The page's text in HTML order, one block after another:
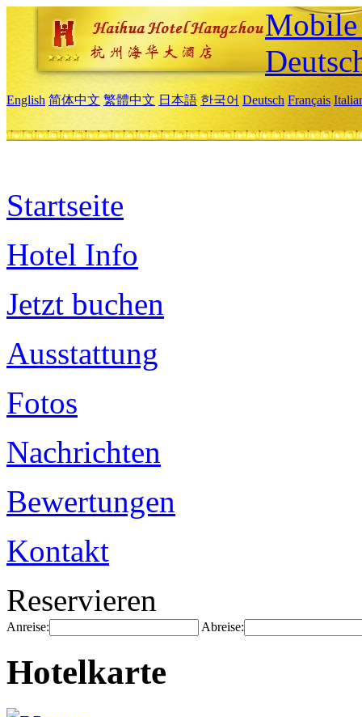
English 简体中文 繁體中文 日本語 한국어 Deutsch Français
Startseite
Hotel Info
Jetzt buchen
Ausstattung
Fotos
Nachrichten
Bewertungen
Kontakt
Reservieren
Anreise: Abreise:
Hotelkarte